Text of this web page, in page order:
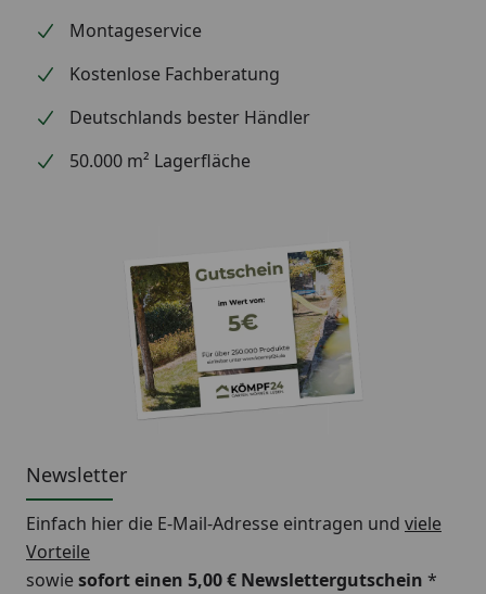
Montageservice
Kostenlose Fachberatung
Deutschlands bester Händler
50.000 m² Lagerfläche
Newsletter
Einfach hier die E-Mail-Adresse eintragen und viele
Vorteile
sowiesofort einen 5,00 € Newslettergutschein *